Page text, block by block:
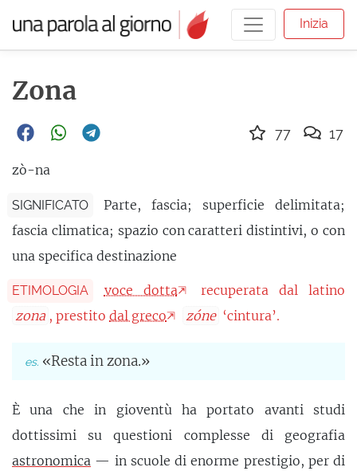
Inizia
Zona
zò-na
SIGNIFICATO
Parte, fascia; superficie delimitata;
fascia climatica; spazio con caratteri distintivi, o con
una specifica destinazione
ETIMOLOGIA voce dotta
recuperata dal latino
zona , prestito dal greco zóne ‘cintura’.
«Resta in zona.»
È una che in gioventù ha portato avanti studi
dottissimi su questioni complesse di geografia
astronomica — in scuole di enorme prestigio, per di
77 17